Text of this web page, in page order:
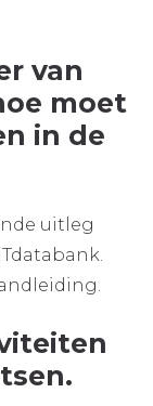
van
moet
in de
uitleg